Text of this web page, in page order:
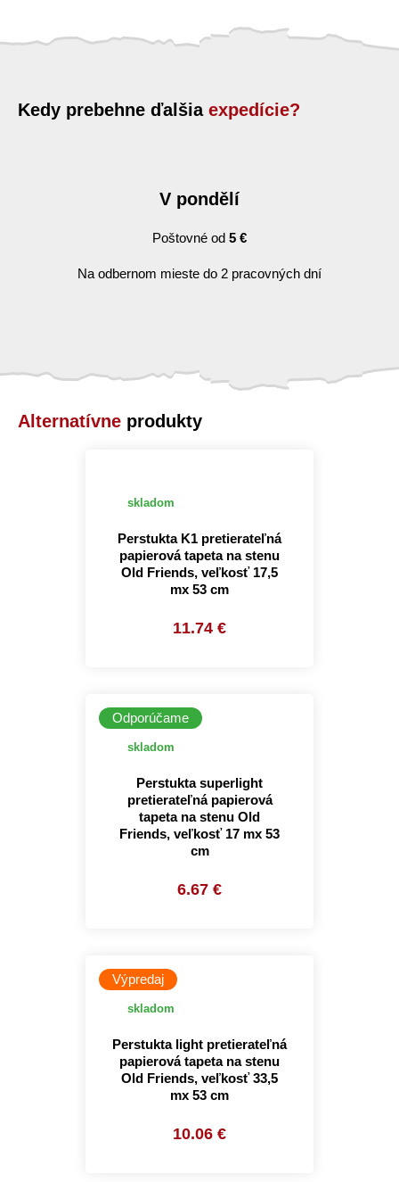
Kedy prebehne ďalšia expedície?
V pondělí
Poštovné od 5 €
Na odbernom mieste do 2 pracovných dní
Alternatívne produkty
skladom
Perstukta K1 pretierateľná
papierová tapeta na stenu
Old Friends, veľkosť 17,5
mx 53 cm
11.74 €
Odporúčame
skladom
Perstukta superlight
pretierateľná papierová
tapeta na stenu Old
Friends, veľkosť 17 mx 53
cm
6.67 €
Výpredaj
skladom
Perstukta light pretierateľná
papierová tapeta na stenu
Old Friends, veľkosť 33,5
mx 53 cm
10.06 €